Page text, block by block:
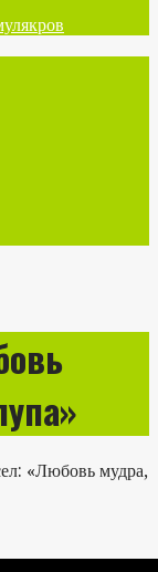
«Любовь мудра,